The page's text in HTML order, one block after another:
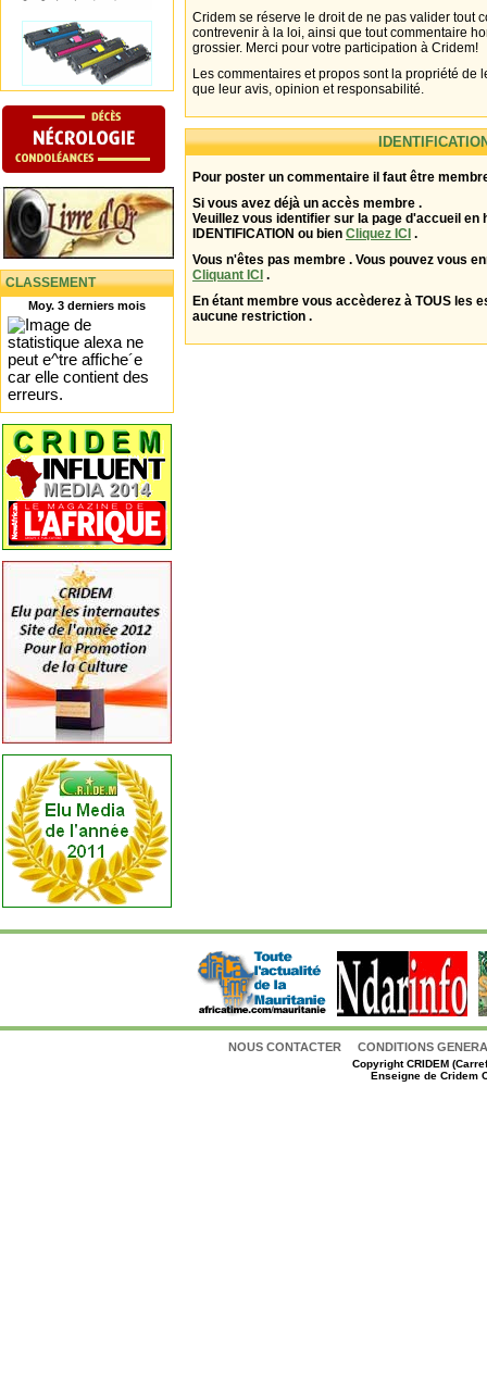
CLASSEMENT
Moy. 3 derniers mois
Cridem se réserve le droit de ne pas valider tout
contrevenir à la loi, ainsi que tout commentaire
grossier. Merci pour votre participation à Cridem!
Les commentaires et propos sont la propriété de
que leur avis, opinion et responsabilité.
Pour poster un commentaire il faut être
Si vous avez déjà un accès membre .
Veuillez vous identifier sur la page d'accueil en
IDENTIFICATION ou bien Cliquez ICI .
Vous n'êtes pas membre . Vous pouvez vous
Cliquant ICI .
En étant membre vous accèderez à TOUS les
aucune restriction .
NOUS CONTACTER CONDITIONS
CopyrightCRIDEM
Enseigne de Cridem